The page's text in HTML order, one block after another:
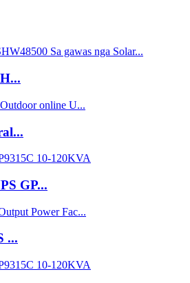
GP...
...